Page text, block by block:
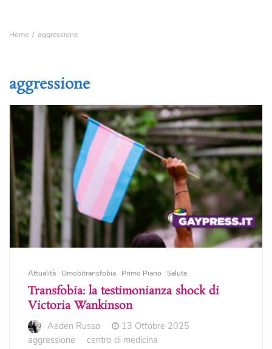
Home aggressione
aggressione
Attualità Omobitransfobia Primo Piano Salute
Transfobia: la testimonianza shock di
Victoria Wankinson
Aeden Russo
13 Ottobre 2025
aggressione
centro di medicina